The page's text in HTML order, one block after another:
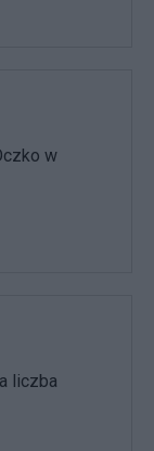
w
liczba